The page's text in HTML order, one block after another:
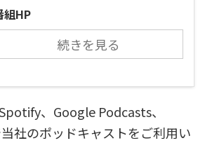
組HP
続きを見る
、Google Podcasts、
社のポッドキャストをご利用い